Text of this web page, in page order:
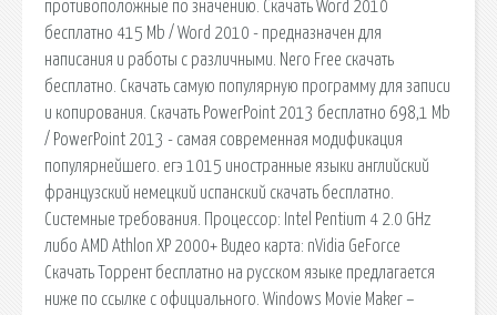
противоположные по значению. Скачать Word 2010
бесплатно 415 Mb / Word 2010 - предназначен для
написания и работы с различными. Nero Free скачать
бесплатно. Скачать самую популярную программу для записи
и копирования. Скачать PowerPoint 2013 бесплатно 698,1 Mb
/ PowerPoint 2013 - самая современная модификация
популярнейшего. егэ 1015 иностранные языки английский
французский немецкий испанский скачать бесплатно.
Системные требования. Процессор: Intel Pentium 4 2.0 GHz
либо AMD Athlon XP 2000+ Видео карта: nVidia GeForce
Скачать Торрент бесплатно на русском языке предлагается
ниже по ссылке с официального. Windows Movie Maker –